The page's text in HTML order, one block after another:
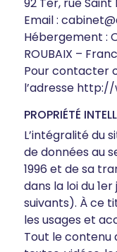
Email :
Hébergement :
ROUBAIX –
Pour contacter
l’adresse http://
PROPRIÉTÉ
L’intégralité du
de données au
1996 et de sa
dans la loi du 1er
suivants). À ce
les usages et
Tout le contenu